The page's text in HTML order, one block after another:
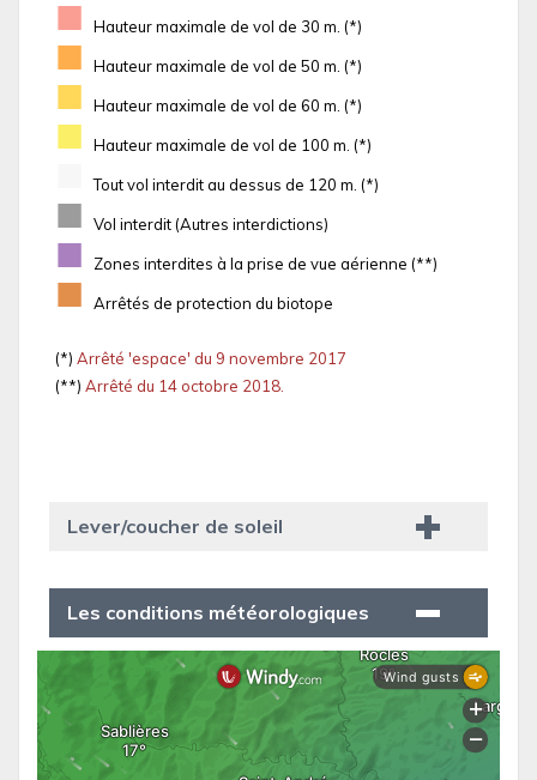
■ Hauteur maximale de vol de 30 m. (*)
■ Hauteur maximale de vol de 50 m. (*)
■ Hauteur maximale de vol de 60 m. (*)
■ Hauteur maximale de vol de 100 m. (*)
Tout vol interdit au dessus de 120 m. (*)
■ Vol interdit (Autres interdictions)
■ Zones interdites à la prise de vue aérienne (**)
■ Arrêtés de protection du biotope
(*) Arrêté 'espace' du 9 novembre 2017
(**) Arrêté du 14 octobre 2018.
Lever/coucher de soleil
Les conditions météorologiques